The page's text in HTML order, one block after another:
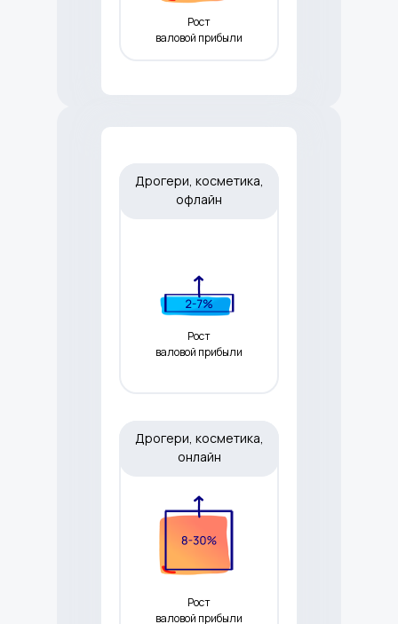
Рост
валовой прибыли
Рост
валовой прибыли
Дрогери, косметика,
онлайн
Рост
валовой прибыли
Дрогери, косметика,
офлайн